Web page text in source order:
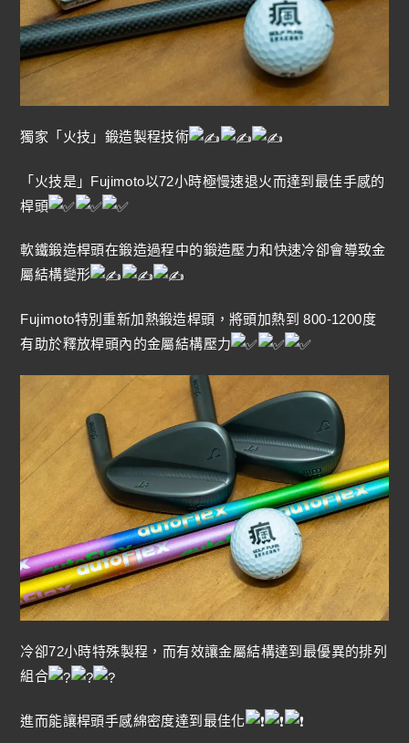
獨家「火技」鍛造製程技術
「火技是」Fujimoto以72小時極慢速退火而達到最佳手感的
桿頭
軟鐵鍛造桿頭在鍛造過程中的鍛造壓力和快速冷卻會導致金
屬結構變形
Fujimoto特別重新加熱鍛造桿頭，將頭加熱到 800-1200度
有助於釋放桿頭內的金屬結構壓力
冷卻72小時特殊製程，而有效讓金屬結構達到最優異的排列
組合
進而能讓桿頭手感綿密度達到最佳化